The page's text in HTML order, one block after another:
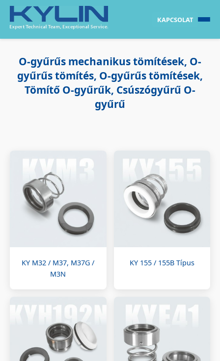
KAPCSOLAT
O-gyűrűs mechanikus tömítések, O-
gyűrűs tömítés, O-gyűrűs tömítések,
Tömítő O-gyűrűk, Csúszógyűrű O-
gyűrű
KY M32 / M37, M37G /
M3N
KY 155 / 155B Típus